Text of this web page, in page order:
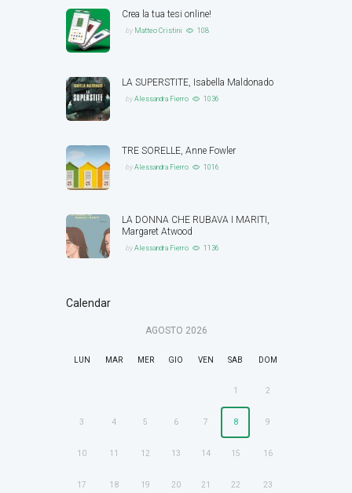
Crea la tua tesi online!
by Matteo Cristini 108
LA SUPERSTITE, Isabella Maldonado
byAlessandra Fierro 1036
TRE SORELLE, Anne Fowler
byAlessandra Fierro 1016
LA DONNA CHE RUBAVA I MARITI,
Margaret Atwood
byAlessandra Fierro 1136
Calendar
AGOSTO 2026
LUN MAR MER GIO VEN SAB DOM
1 2
3 4 5 6 7 8 9
10 11 12 13 14 15 16
17 18 19 20 21 22 23